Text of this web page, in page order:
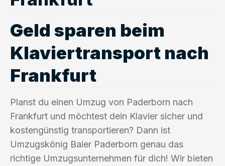
Geld sparen beim
Klaviertransport nach
Frankfurt
Planst du einen Umzug von Paderborn nach
Frankfurt und möchtest dein Klavier sicher und
kostengünstig transportieren? Dann ist
Umzugskönig Baier Paderborn genau das
richtige Umzugsunternehmen für dich! Wir bieten